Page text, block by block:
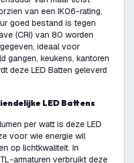
van een IK06-rating,
goed bestand is tegen
(CRI) van 80 worden
ideaal voor
gangen, keukens, kantoren
deze LED Batten geleverd
LED Battens
per watt is deze LED
voor wie energie wil
op lichtkwaliteit. In
armaturen verbruikt deze